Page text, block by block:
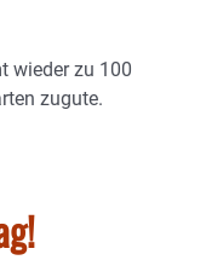
wieder zu 100
zugute.